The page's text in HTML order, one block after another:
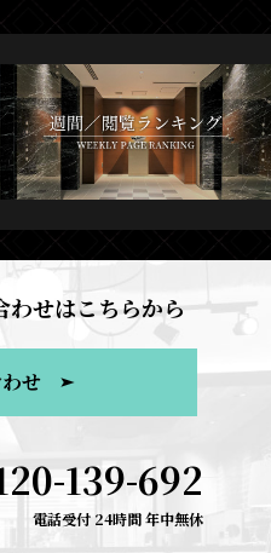
わせはこちらから
せ
139-692
電話受付 24時間 年中無休